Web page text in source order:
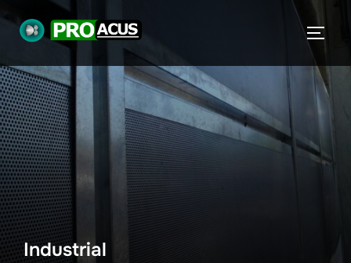
Industrial